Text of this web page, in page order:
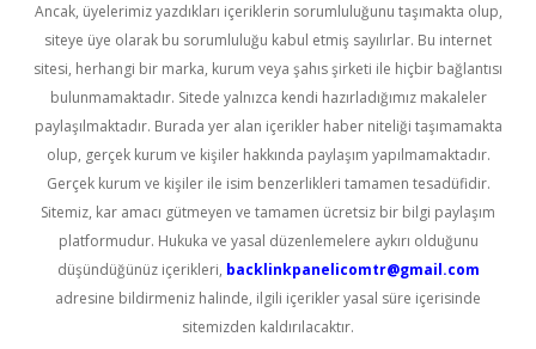
Ancak, üyelerimiz yazdıkları içeriklerin sorumluluğunu taşımakta olup,
siteye üye olarak bu sorumluluğu kabul etmiş sayılırlar. Bu internet
sitesi, herhangi bir marka, kurum veya şahıs şirketi ile hiçbir bağlantısı
bulunmamaktadır. Sitede yalnızca kendi hazırladığımız makaleler
paylaşılmaktadır. Burada yer alan içerikler haber niteliği taşımamakta
olup, gerçek kurum ve kişiler hakkında paylaşım yapılmamaktadır.
Gerçek kurum ve kişiler ile isim benzerlikleri tamamen tesadüfidir.
Sitemiz, kar amacı gütmeyen ve tamamen ücretsiz bir bilgi paylaşım
platformudur. Hukuka ve yasal düzenlemelere aykırı olduğunu
düşündüğünüz içerikleri, backlinkpanelicomtr@gmail.com
adresine bildirmeniz halinde, ilgili içerikler yasal süre içerisinde
sitemizden kaldırılacaktır.